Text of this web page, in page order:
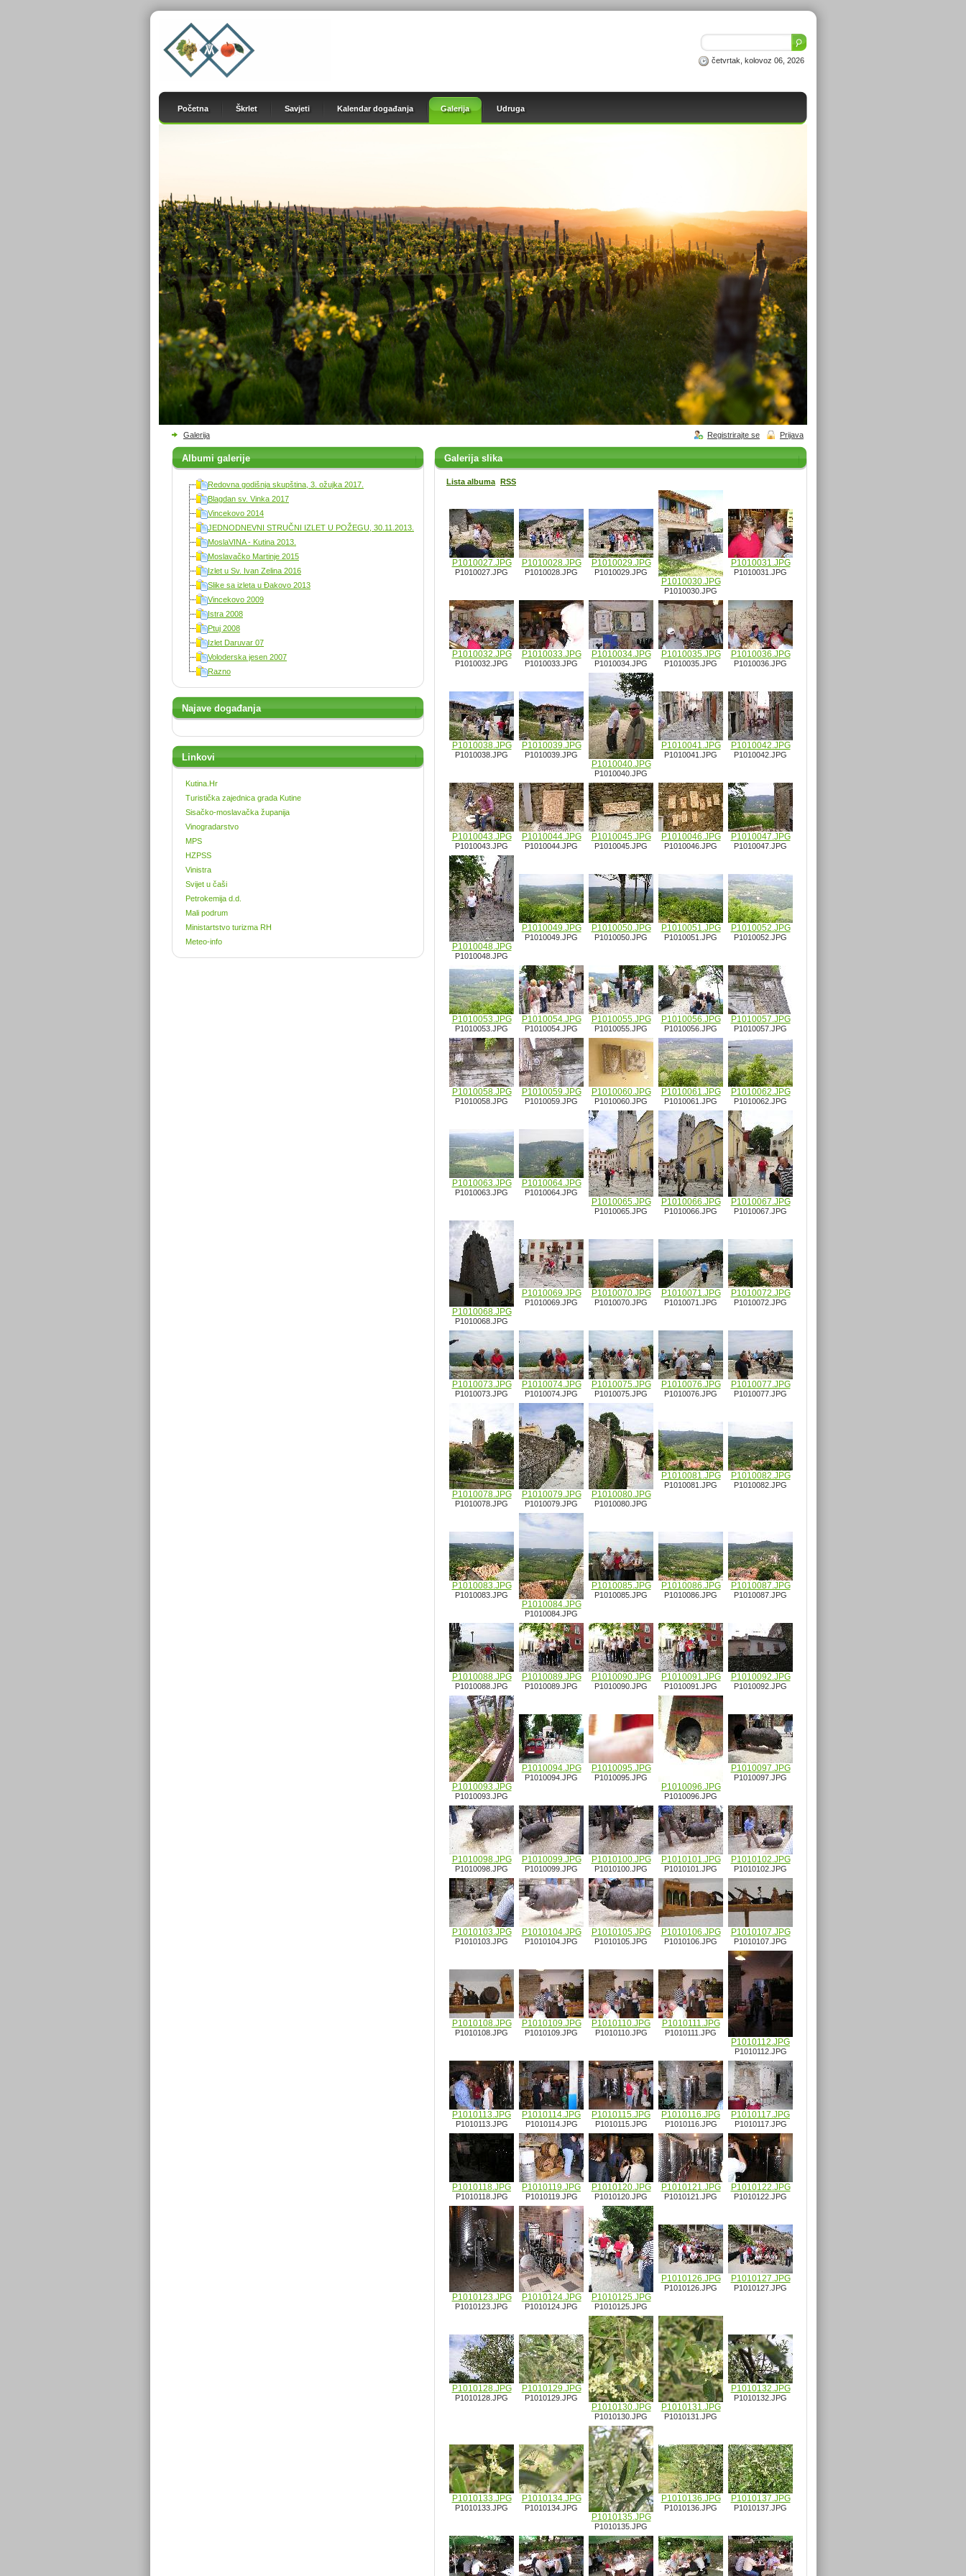
četvrtak, kolovoz 06, 2026
Početna Škrlet Savjeti Kalendar događanja Galerija Udruga
Galerija Prijava
Registrirajte se
Albumi galerije
Redovna godišnja skupština, 3. ožujka 2017.
Blagdan sv. Vinka 2017
Vincekovo 2014
JEDNODNEVNI STRUČNI IZLET U POŽEGU, 30.11.2013.
MoslaVINA - Kutina 2013.
Moslavačko Martinje 2015
Izlet u Sv. Ivan Zelina 2016
Slike sa izleta u Đakovo 2013
Vincekovo 2009
Istra 2008
Ptuj 2008
Izlet Daruvar 07
Voloderska jesen 2007
Razno
Najave događanja
Linkovi
Kutina.Hr
Turistička zajednica grada Kutine
Sisačko-moslavačka županija
Vinogradarstvo
MPS
HZPSS
Vinistra
Svijet u čaši
Petrokemija d.d.
Mali podrum
Ministartstvo turizma RH
Meteo-info
Galerija slika
Lista albuma RSS
P1010027.JPG
P1010027.JPG
P1010028.JPG
P1010028.JPG
P1010029.JPG
P1010029.JPG
P1010030.JPG
P1010030.JPG
P1010031.JPG
P1010031.JPG
P1010032.JPG
P1010032.JPG
P1010033.JPG
P1010033.JPG
P1010034.JPG
P1010034.JPG
P1010035.JPG
P1010035.JPG
P1010036.JPG
P1010036.JPG
P1010038.JPG
P1010038.JPG
P1010039.JPG
P1010039.JPG
P1010040.JPG
P1010040.JPG
P1010041.JPG
P1010041.JPG
P1010042.JPG
P1010042.JPG
P1010043.JPG
P1010043.JPG
P1010044.JPG
P1010044.JPG
P1010045.JPG
P1010045.JPG
P1010046.JPG
P1010046.JPG
P1010047.JPG
P1010047.JPG
P1010048.JPG
P1010048.JPG
P1010049.JPG
P1010049.JPG
P1010050.JPG
P1010050.JPG
P1010051.JPG
P1010051.JPG
P1010052.JPG
P1010052.JPG
P1010053.JPG
P1010053.JPG
P1010054.JPG
P1010054.JPG
P1010055.JPG
P1010055.JPG
P1010056.JPG
P1010056.JPG
P1010057.JPG
P1010057.JPG
P1010058.JPG
P1010058.JPG
P1010059.JPG
P1010059.JPG
P1010060.JPG
P1010060.JPG
P1010061.JPG
P1010061.JPG
P1010062.JPG
P1010062.JPG
P1010063.JPG
P1010063.JPG
P1010064.JPG
P1010064.JPG
P1010065.JPG
P1010065.JPG
P1010066.JPG
P1010066.JPG
P1010067.JPG
P1010067.JPG
P1010068.JPG
P1010068.JPG
P1010069.JPG
P1010069.JPG
P1010070.JPG
P1010070.JPG
P1010071.JPG
P1010071.JPG
P1010072.JPG
P1010072.JPG
P1010073.JPG
P1010073.JPG
P1010074.JPG
P1010074.JPG
P1010075.JPG
P1010075.JPG
P1010076.JPG
P1010076.JPG
P1010077.JPG
P1010077.JPG
P1010078.JPG
P1010078.JPG
P1010079.JPG
P1010079.JPG
P1010080.JPG
P1010080.JPG
P1010081.JPG
P1010081.JPG
P1010082.JPG
P1010082.JPG
P1010083.JPG
P1010083.JPG
P1010084.JPG
P1010084.JPG
P1010085.JPG
P1010085.JPG
P1010086.JPG
P1010086.JPG
P1010087.JPG
P1010087.JPG
P1010088.JPG
P1010088.JPG
P1010089.JPG
P1010089.JPG
P1010090.JPG
P1010090.JPG
P1010091.JPG
P1010091.JPG
P1010092.JPG
P1010092.JPG
P1010093.JPG
P1010093.JPG
P1010094.JPG
P1010094.JPG
P1010095.JPG
P1010095.JPG
P1010096.JPG
P1010096.JPG
P1010097.JPG
P1010097.JPG
P1010098.JPG
P1010098.JPG
P1010099.JPG
P1010099.JPG
P1010100.JPG
P1010100.JPG
P1010101.JPG
P1010101.JPG
P1010102.JPG
P1010102.JPG
P1010103.JPG
P1010103.JPG
P1010104.JPG
P1010104.JPG
P1010105.JPG
P1010105.JPG
P1010106.JPG
P1010106.JPG
P1010107.JPG
P1010107.JPG
P1010108.JPG
P1010108.JPG
P1010109.JPG
P1010109.JPG
P1010110.JPG
P1010110.JPG
P1010111.JPG
P1010111.JPG
P1010112.JPG
P1010112.JPG
P1010113.JPG
P1010113.JPG
P1010114.JPG
P1010114.JPG
P1010115.JPG
P1010115.JPG
P1010116.JPG
P1010116.JPG
P1010117.JPG
P1010117.JPG
P1010118.JPG
P1010118.JPG
P1010119.JPG
P1010119.JPG
P1010120.JPG
P1010120.JPG
P1010121.JPG
P1010121.JPG
P1010122.JPG
P1010122.JPG
P1010123.JPG
P1010123.JPG
P1010124.JPG
P1010124.JPG
P1010125.JPG
P1010125.JPG
P1010126.JPG
P1010126.JPG
P1010127.JPG
P1010127.JPG
P1010128.JPG
P1010128.JPG
P1010129.JPG
P1010129.JPG
P1010130.JPG
P1010130.JPG
P1010131.JPG
P1010131.JPG
P1010132.JPG
P1010132.JPG
P1010133.JPG
P1010133.JPG
P1010134.JPG
P1010134.JPG
P1010135.JPG
P1010135.JPG
P1010136.JPG
P1010136.JPG
P1010137.JPG
P1010137.JPG